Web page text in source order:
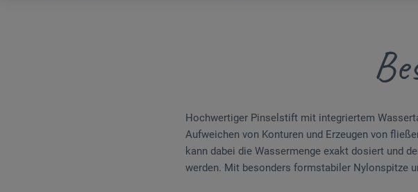
Hochwertiger Pinselstift mit integriertem
Aufweichen von Konturen und Erzeugen von
kann dabei die Wassermenge exakt dosiert und
werden. Mit besonders formstabiler Nylonspitze